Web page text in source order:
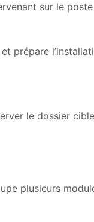
sur le
prépare
le dossier cible
plusieurs